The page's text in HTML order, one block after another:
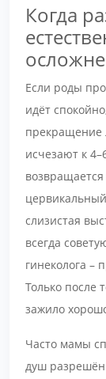
Когда
Если роды
идёт
прекращение
исчезают к
слизистая
всегда
гинеколога –
Только после
зажило
Часто мамы
душ